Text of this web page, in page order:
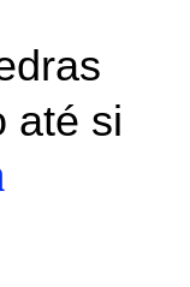
até si